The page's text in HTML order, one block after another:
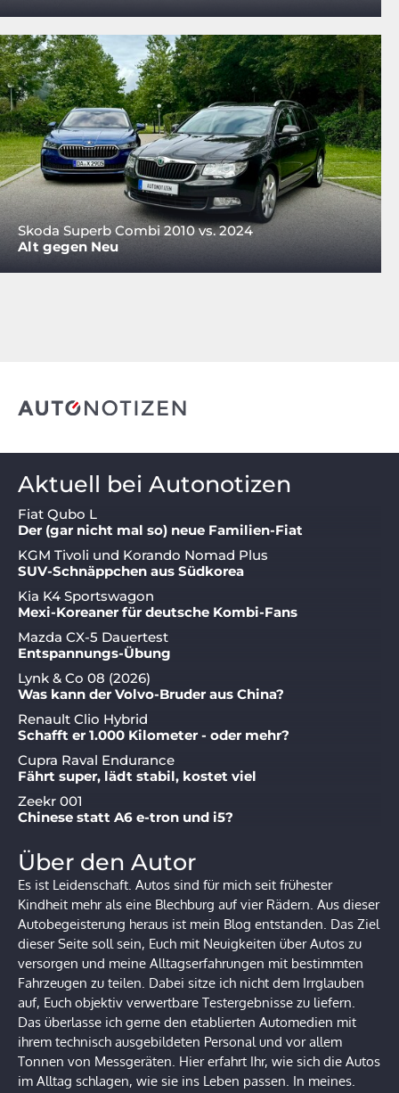
Skoda Superb Combi 2010 vs. 2024
Alt gegen Neu
Aktuell bei Autonotizen
Fiat Qubo L
Der (gar nicht mal so) neue Familien-Fiat
KGM Tivoli und Korando Nomad Plus
SUV-Schnäppchen aus Südkorea
Kia K4 Sportswagon
Mexi-Koreaner für deutsche Kombi-Fans
Mazda CX-5 Dauertest
Entspannungs-Übung
Lynk & Co 08 (2026)
Was kann der Volvo-Bruder aus China?
Renault Clio Hybrid
Schafft er 1.000 Kilometer - oder mehr?
Cupra Raval Endurance
Fährt super, lädt stabil, kostet viel
Zeekr 001
Chinese statt A6 e-tron und i5?
Über den Autor
Es ist Leidenschaft. Autos sind für mich seit frühester
Kindheit mehr als eine Blechburg auf vier Rädern. Aus dieser
Autobegeisterung heraus ist mein Blog entstanden. Das Ziel
dieser Seite soll sein, Euch mit Neuigkeiten über Autos zu
versorgen und meine Alltagserfahrungen mit bestimmten
Fahrzeugen zu teilen. Dabei sitze ich nicht dem Irrglauben
auf, Euch objektiv verwertbare Testergebnisse zu liefern.
Das überlasse ich gerne den etablierten Automedien mit
ihrem technisch ausgebildeten Personal und vor allem
Tonnen von Messgeräten. Hier erfahrt Ihr, wie sich die Autos
im Alltag schlagen, wie sie ins Leben passen. In meines.